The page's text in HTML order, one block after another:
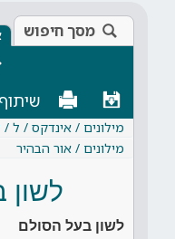
מסך חיפוש
שיתוף
מילונים / אינדקס / ל /
מילונים / אור הבהיר
לשון
לשון בעל הסולם